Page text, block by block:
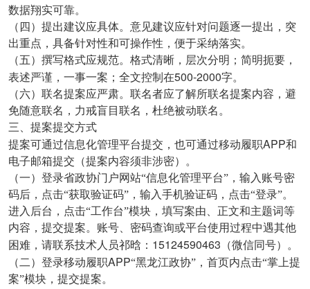
数据翔实可靠。
（四）提出建议应具体。意见建议应针对问题逐一提出，突
出重点，具备针对性和可操作性，便于采纳落实。
（五）撰写格式应规范。格式清晰，层次分明；简明扼要，
表述严谨，一事一案；全文控制在500-2000字。
（六）联名提案应严肃。联名者应了解所联名提案内容，避
免随意联名，力戒盲目联名，杜绝被动联名。
三、提案提交方式
提案可通过信息化管理平台提交，也可通过移动履职APP和
电子邮箱提交（提案内容须非涉密）。
（一）登录省政协门户网站“信息化管理平台”，输入账号密
码后，点击“获取验证码”，输入手机验证码，点击“登录”。
进入后台，点击“工作台”模块，填写案由、正文和主题词等
内容，提交提案。账号、密码查询或平台使用过程中遇其他
困难，请联系技术人员祁晗： 15124590463 （微信同号）。
（二）登录移动履职APP“黑龙江政协”，首页内点击“掌上提
案”模块，提交提案。